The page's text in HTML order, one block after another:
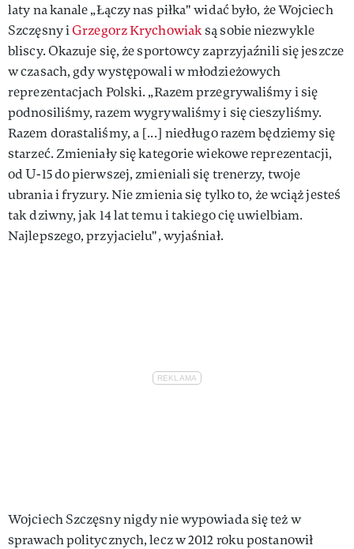
laty na kanale „Łączy nas piłka" widać było, że Wojciech
Szczęsny iGrzegorz Krychowiaksą sobie niezwykle
bliscy. Okazuje się, że sportowcy zaprzyjaźnili się jeszcze
w czasach, gdy występowali w młodzieżowych
reprezentacjach Polski. „Razem przegrywaliśmy i się
podnosiliśmy, razem wygrywaliśmy i się cieszyliśmy.
Razem dorastaliśmy, a [...] niedługo razem będziemy się
starzeć. Zmieniały się kategorie wiekowe reprezentacji,
od U-15 do pierwszej, zmieniali się trenerzy, twoje
ubrania i fryzury. Nie zmienia się tylko to, że wciąż jesteś
tak dziwny, jak 14 lat temu i takiego cię uwielbiam.
Najlepszego, przyjacielu", wyjaśniał.
Wojciech Szczęsny nigdy nie wypowiada się też w
sprawach politycznych, lecz w 2012 roku postanowił